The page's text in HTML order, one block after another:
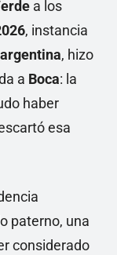
a los
, instancia
, hizo
a Boca: la
haber
esa
paterno, una
considerado